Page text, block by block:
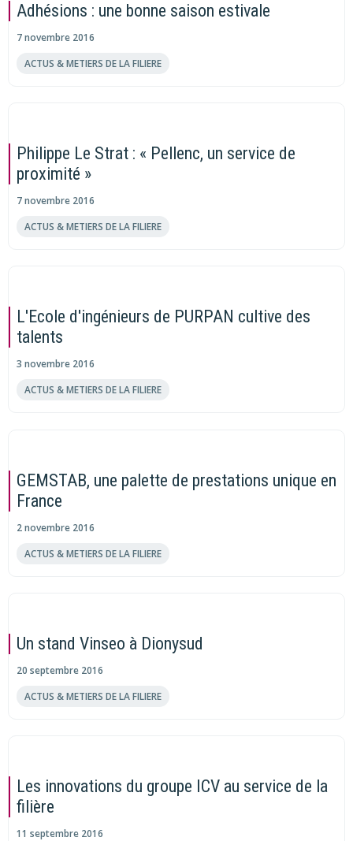
Adhésions : une bonne saison estivale
7 novembre 2016
ACTUS & METIERS DE LA FILIERE
Philippe Le Strat : « Pellenc, un service de
proximité »
7 novembre 2016
ACTUS & METIERS DE LA FILIERE
L'Ecole d'ingénieurs de PURPAN cultive des
talents
3 novembre 2016
ACTUS & METIERS DE LA FILIERE
GEMSTAB, une palette de prestations unique en
France
2 novembre 2016
ACTUS & METIERS DE LA FILIERE
Un stand Vinseo à Dionysud
20 septembre 2016
ACTUS & METIERS DE LA FILIERE
Les innovations du groupe ICV au service de la
filière
11 septembre 2016